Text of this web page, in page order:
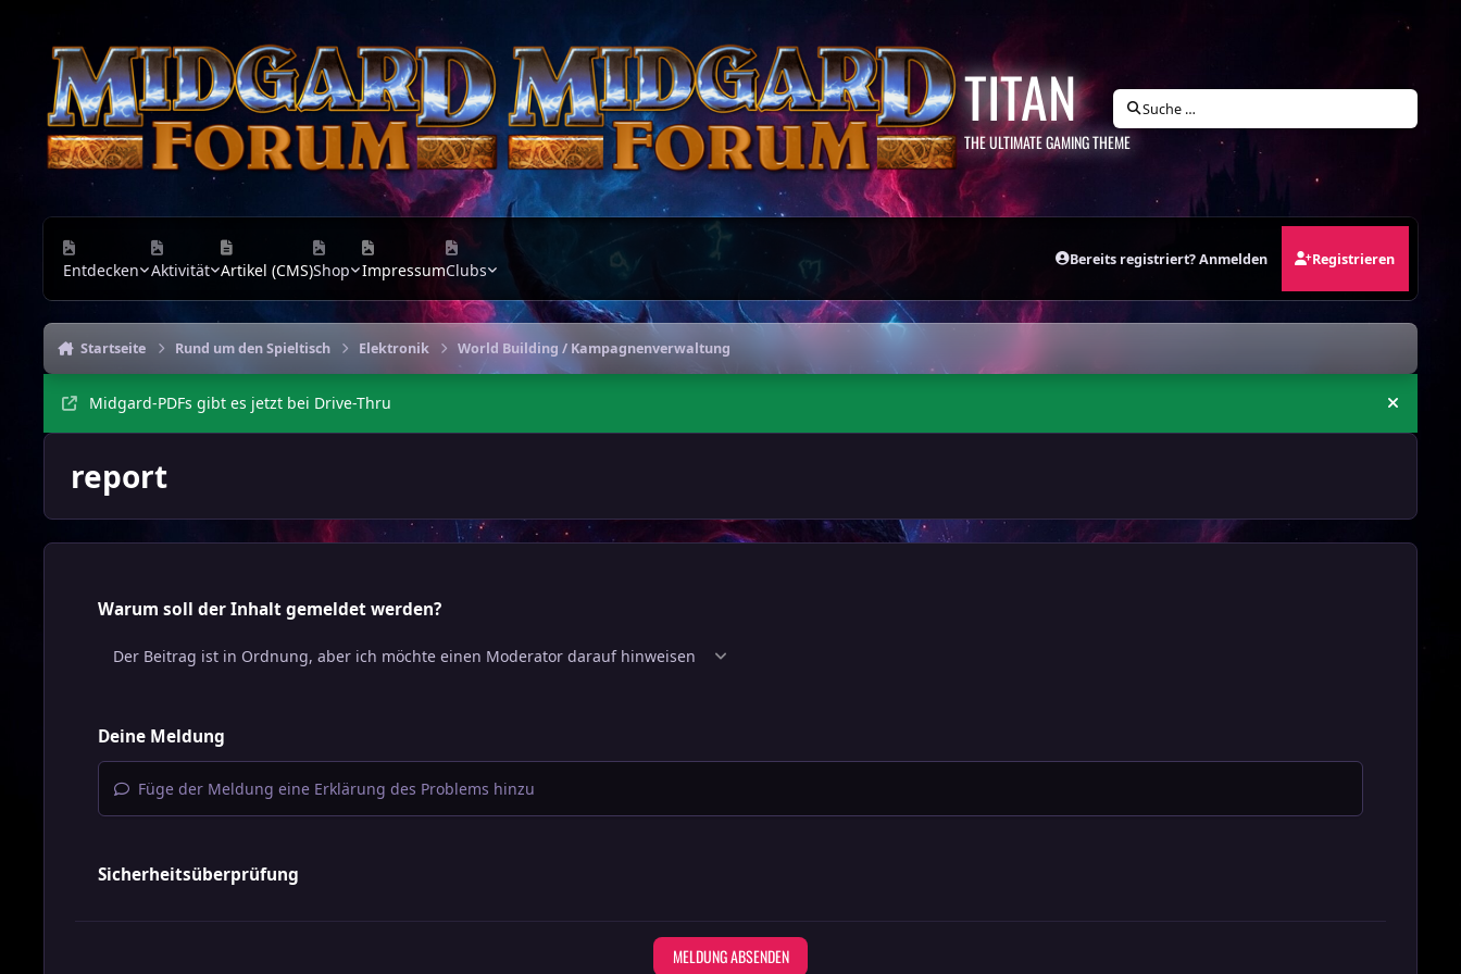
TITAN
THE ULTIMATE GAMING THEME
Suche …
Entdecken Aktivität Artikel (CMS)Shop ImpressumClubs
Bereits registriert? Anmelden Registrieren
Startseite Rund um den Spieltisch Elektronik World Building / Kampagnenverwaltung
Midgard-PDFs gibt es jetzt bei Drive-Thru
report
Warum soll der Inhalt gemeldet werden?
Deine Meldung
Füge der Meldung eine Erklärung des Problems hinzu
Sicherheitsüberprüfung
MELDUNG ABSENDEN